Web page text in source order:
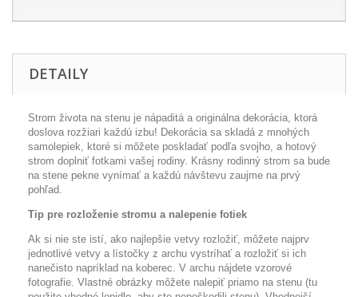
DETAILY
Strom života na stenu je nápaditá a originálna dekorácia, ktorá
doslova rozžiari každú izbu! Dekorácia sa skladá z mnohých
samolepiek, ktoré si môžete poskladať podľa svojho, a hotový
strom doplniť fotkami vašej rodiny. Krásny rodinný strom sa bude
na stene pekne vynímať a každú návštevu zaujme na prvý
pohľad.
Tip pre rozloženie stromu a nalepenie fotiek
Ak si nie ste istí, ako najlepšie vetvy rozložiť, môžete najprv
jednotlivé vetvy a lístočky z archu vystríhať a rozložiť si ich
nanečisto napríklad na koberec. V archu nájdete vzorové
fotografie. Vlastné obrázky môžete nalepiť priamo na stenu (tu